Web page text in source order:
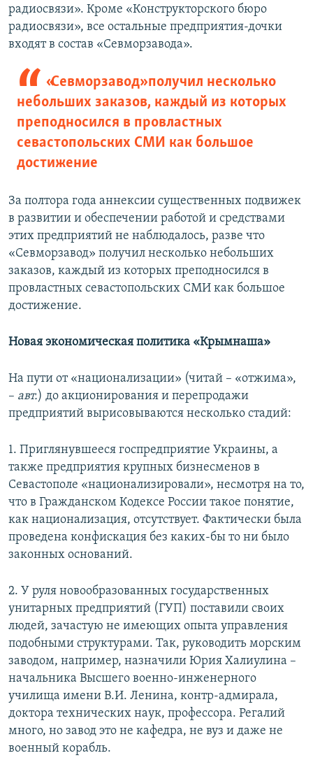
радиосвязи». Кроме «Конструкторского бюро
радиосвязи», все остальные предприятия-дочки
входят в состав «Севморзавода».
«Севморзавод» получил несколько
небольших заказов, каждый из которых
преподносился в провластных
севастопольских СМИ как большое
достижение
За полтора года аннексии существенных подвижек
в развитии и обеспечении работой и средствами
этих предприятий не наблюдалось, разве что
«Севморзавод» получил несколько небольших
заказов, каждый из которых преподносился в
провластных севастопольских СМИ как большое
достижение.
Новая экономическая политика «Крымнаша»
На пути от «национализации» (читай – «отжима»,
– авт.) до акционирования и перепродажи
предприятий вырисовываются несколько стадий:
1. Приглянувшееся госпредприятие Украины, а
также предприятия крупных бизнесменов в
Севастополе «национализировали», несмотря на то,
что в Гражданском Кодексе России такое понятие,
как национализация, отсутствует. Фактически была
проведена конфискация без каких-бы то ни было
законных оснований.
2. У руля новообразованных государственных
унитарных предприятий (ГУП) поставили своих
людей, зачастую не имеющих опыта управления
подобными структурами. Так, руководить морским
заводом, например, назначили Юрия Халиулина –
начальника Высшего военно-инженерного
училища имени В.И. Ленина, контр-адмирала,
доктора технических наук, профессора. Регалий
много, но завод это не кафедра, не вуз и даже не
военный корабль.